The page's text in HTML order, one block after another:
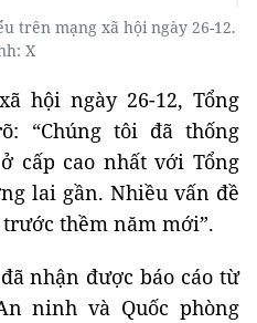
trên mạng xã hội ngày 26-12.
X
hội ngày 26-12, Tổng
“Chúng tôi đã thống
cấp cao nhất với Tổng
lai gần. Nhiều vấn đề
thềm năm mới”.
nhận được báo cáo từ
ninh và Quốc phòng